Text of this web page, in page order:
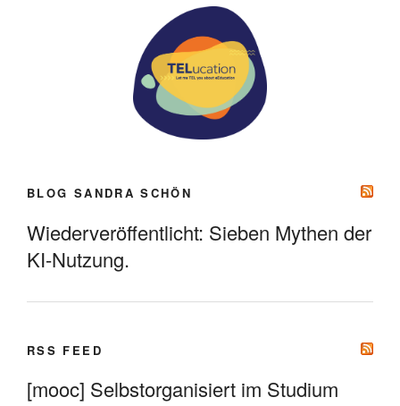
BLOG SANDRA SCHÖN
Wiederveröffentlicht: Sieben Mythen der
KI-Nutzung.
RSS FEED
[mooc] Selbstorganisiert im Studium